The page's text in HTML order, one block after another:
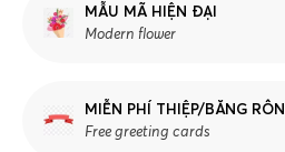
MẪU MÃ HIỆN ĐẠI
Modern flower
MIỄN PHÍ THIỆP/BĂNG RÔN
Free greeting cards